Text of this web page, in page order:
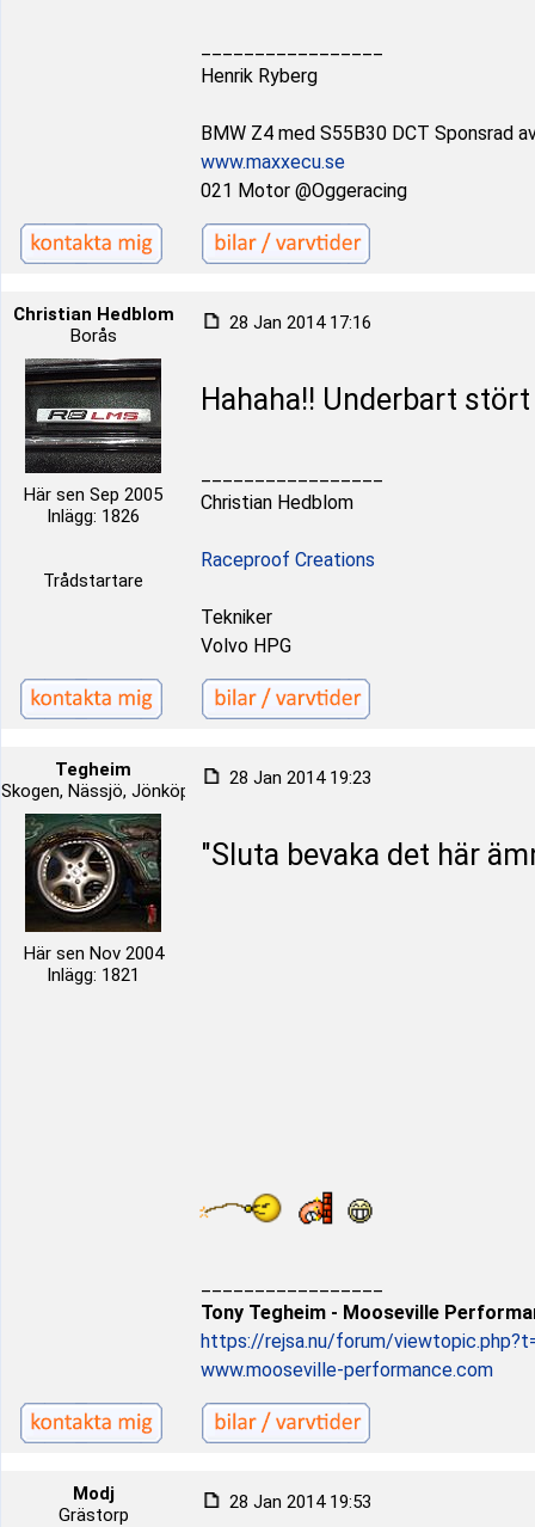
Henrik Ryberg
BMW Z4 med S55B30 DCT Sponsrad
www.maxxecu.se
021 Motor @Oggeracing
Christian Hedblom
Borås
Här sen Sep 2005
Inlägg: 1826
Trådstartare
28 Jan 2014 17:16
Hahaha!! Underbart
Christian Hedblom
Raceproof Creations
Tekniker
Volvo HPG
Tegheim
Skogen, Nässjö, Jönköping, Schweden
Här sen Nov 2004
Inlägg: 1821
28 Jan 2014 19:23
"Sluta bevaka det här
Tony Tegheim - Mooseville
https://rejsa.nu/forum/
www.mooseville-performance.com
Modj
Grästorp
28 Jan 2014 19:53